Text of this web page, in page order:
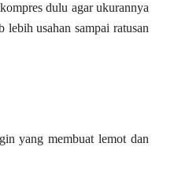
dulu agar ukurannya
usahan sampai ratusan
yang membuat lemot dan